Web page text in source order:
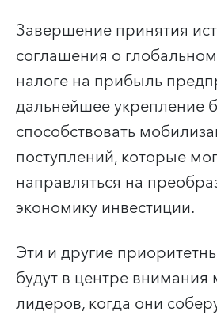
Завершение принятия
соглашения о
налоге на прибыль
дальнейшее укрепление
способствовать
поступлений, которые
направляться на
экономику инвестиции.
Эти и другие
будут в центре
лидеров, когда они